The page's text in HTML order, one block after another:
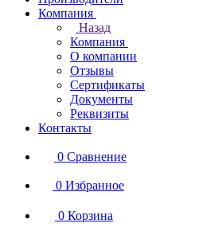
Компания
Назад
Компания
О компании
Отзывы
Сертификаты
Документы
Реквизиты
Контакты
0 Сравнение
0 Избранное
0 Корзина